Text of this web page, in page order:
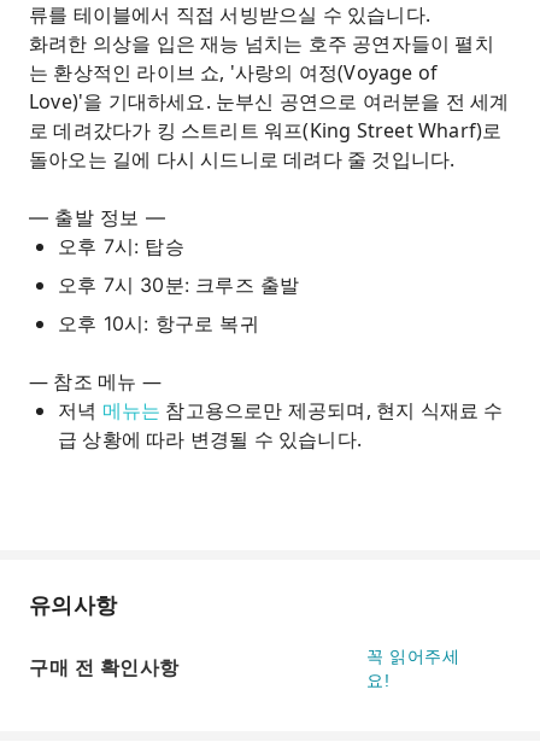
류를 테이블에서 직접 서빙받으실 수 있습니다.
화려한 의상을 입은 재능 넘치는 호주 공연자들이 펼치
는 환상적인 라이브 쇼, '사랑의 여정(Voyage of
Love)'을 기대하세요. 눈부신 공연으로 여러분을 전 세계
로 데려갔다가 킹 스트리트 워프(King Street Wharf)로
돌아오는 길에 다시 시드니로 데려다 줄 것입니다.
— 출발 정보 —
오후 7시: 탑승
오후 7시 30분: 크루즈 출발
오후 10시: 항구로 복귀
— 참조 메뉴 —
저녁 메뉴는 참고용으로만 제공되며, 현지 식재료 수
급 상황에 따라 변경될 수 있습니다.
유의사항
구매 전 확인사항
꼭 읽어주세
요!